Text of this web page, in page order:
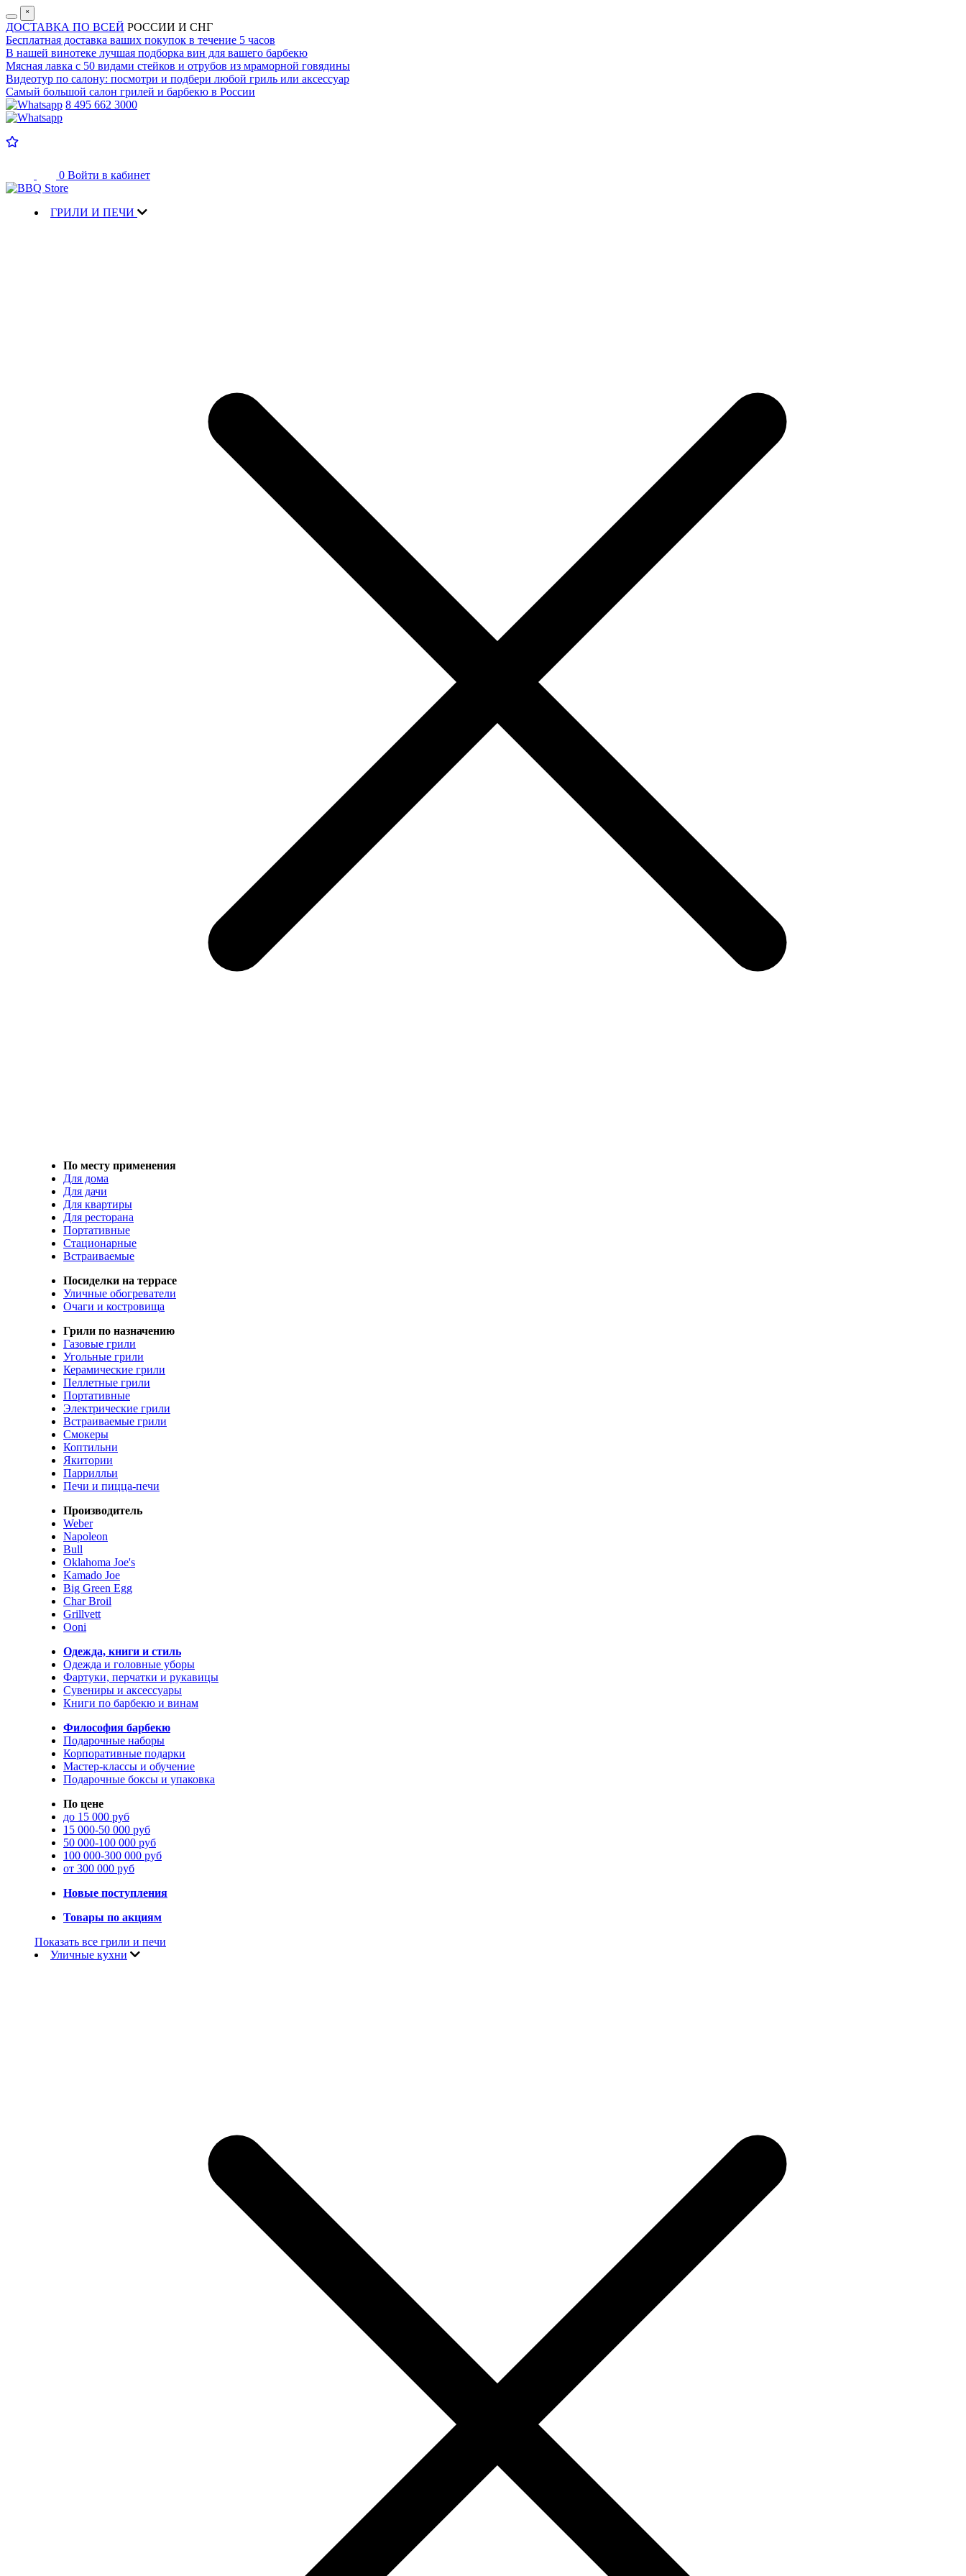
˟
ДОСТАВКА ПО ВСЕЙ РОССИИ И СНГ
Бесплатная доставка ваших покупок в течение 5 часов
В нашей винотеке лучшая подборка вин для вашего барбекю
Мясная лавка с 50 видами стейков и отрубов из мраморной говядины
Видеотур по салону: посмотри и подбери любой гриль или аксессуар
Самый большой салон грилей и барбекю в России
8 495 662 3000
0 Войти в кабинет
ГРИЛИ И ПЕЧИ
По месту применения
Для дома
Для дачи
Для квартиры
Для ресторана
Портативные
Стационарные
Встраиваемые
Посиделки на террасе
Уличные обогреватели
Очаги и костровища
Грили по назначению
Газовые грили
Угольные грили
Керамические грили
Пеллетные грили
Портативные
Электрические грили
Встраиваемые грили
Смокеры
Коптильни
Якитории
Паррилльи
Печи и пицца-печи
Производитель
Weber
Napoleon
Bull
Oklahoma Joe's
Kamado Joe
Big Green Egg
Char Broil
Grillvett
Ooni
Одежда, книги и стиль
Одежда и головные уборы
Фартуки, перчатки и рукавицы
Сувениры и аксессуары
Книги по барбекю и винам
Философия барбекю
Подарочные наборы
Корпоративные подарки
Мастер-классы и обучение
Подарочные боксы и упаковка
По цене
до 15 000 руб
15 000-50 000 руб
50 000-100 000 руб
100 000-300 000 руб
от 300 000 руб
Новые поступления
Товары по акциям
Показать все грили и печи
Уличные кухни